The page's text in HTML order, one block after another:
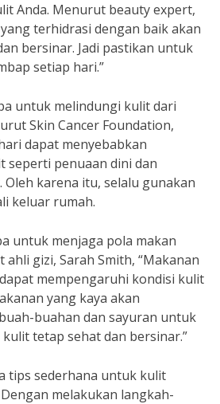
Anda. Menurut beauty expert,
terhidrasi dengan baik akan
bersinar. Jadi pastikan untuk
setiap hari.”
untuk melindungi kulit dari
Skin Cancer Foundation,
dapat menyebabkan
seperti penuaan dini dan
karena itu, selalu gunakan
keluar rumah.
untuk menjaga pola makan
gizi, Sarah Smith, “Makanan
mempengaruhi kondisi kulit
yang kaya akan
buahan dan sayuran untuk
tetap sehat dan bersinar.”
tips sederhana untuk kulit
melakukan langkah-